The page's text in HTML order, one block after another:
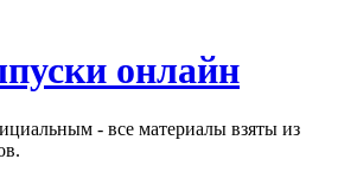
онлайн
- все материалы взяты из